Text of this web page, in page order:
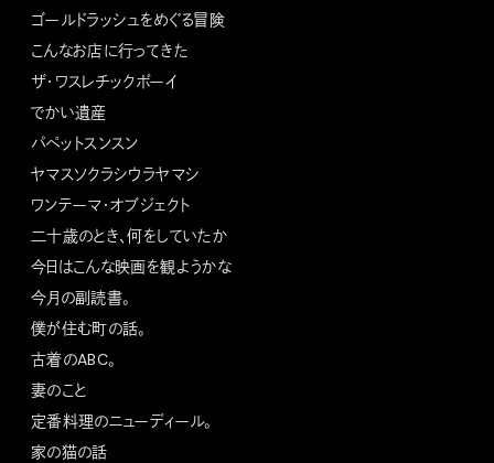
ゴールドラッシュをめぐる冒険
こんなお店に行ってきた
ザ・ワスレチックボーイ
でかい遺産
パペットスンスン
ヤマスソクラシウラヤマシ
ワンテーマ・オブジェクト
二十歳のとき、何をしていたか
今日はこんな映画を観ようかな
今月の副読書。
僕が住む町の話。
古着のABC。
妻のこと
定番料理のニューディール。
家の猫の話